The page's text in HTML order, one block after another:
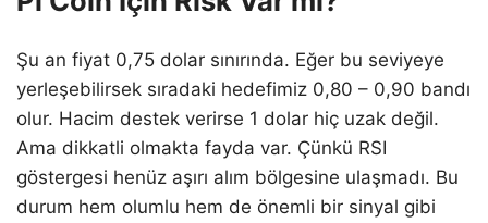
Şu an fiyat 0,75 dolar sınırında. Eğer bu seviyeye
yerleşebilirsek sıradaki hedefimiz 0,80 – 0,90 bandı
olur. Hacim destek verirse 1 dolar hiç uzak değil.
Ama dikkatli olmakta fayda var. Çünkü RSI
göstergesi henüz aşırı alım bölgesine ulaşmadı. Bu
durum hem olumlu hem de önemli bir sinyal gibi